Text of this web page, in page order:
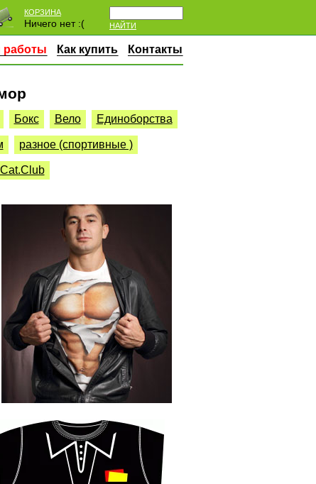
НАЙТИ
КОРЗИНА
Ничего нет :(
работы Как купить Контакты
Бокс Вело Единоборства
разное (спортивные )